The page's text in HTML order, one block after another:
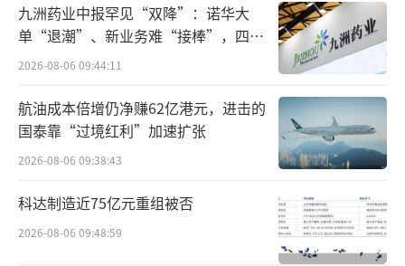
响。”明明称。
周茂华同样称，隔夜资金上涨，主要是月
末临近，金融机构对短期资金需求上升，加上
部分机构短期资金拆出方面保持谨慎，导致短
期资金价格上升。整体上反映都是短期因素干
度不大，市场运行整体平稳。
九洲药业中报罕见“双降”：诺华大
单“退潮”、新业务难“接棒”，四大
难关待闯
2026-08-06 09:44:11
航油成本倍增仍净赚62亿港元，进击的
国泰靠“过境红利”加速扩张
2026-08-06 09:38:43
科达制造近75亿元重组被否
2026-08-06 09:48:59